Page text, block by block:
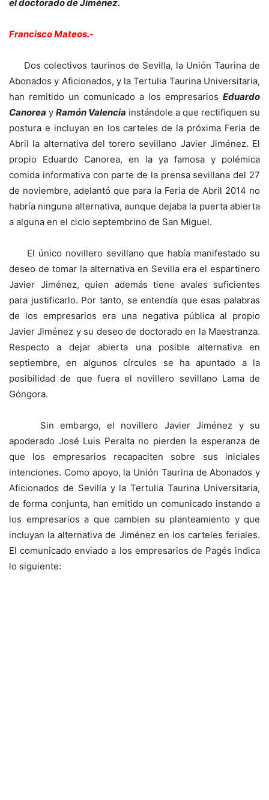
el doctorado de Jiménez.
Francisco Mateos.-
Dos colectivos taurinos de Sevilla, la Unión Taurina de
Abonados y Aficionados, y la Tertulia Taurina Universitaria,
han remitido un comunicado a los empresarios Eduardo
Canorea y Ramón Valencia instándole a que rectifiquen su
postura e incluyan en los carteles de la próxima Feria de
Abril la alternativa del torero sevillano Javier Jiménez. El
propio Eduardo Canorea, en la ya famosa y polémica
comida informativa con parte de la prensa sevillana del 27
de noviembre, adelantó que para la Feria de Abril 2014 no
habría ninguna alternativa, aunque dejaba la puerta abierta
a alguna en el ciclo septembrino de San Miguel.
El único novillero sevillano que había manifestado su
deseo de tomar la alternativa en Sevilla era el espartinero
Javier Jiménez, quien además tiene avales suficientes
para justificarlo. Por tanto, se entendía que esas palabras
de los empresarios era una negativa pública al propio
Javier Jiménez y su deseo de doctorado en la Maestranza.
Respecto a dejar abierta una posible alternativa en
septiembre, en algunos círculos se ha apuntado a la
posibilidad de que fuera el novillero sevillano Lama de
Góngora.
Sin embargo, el novillero Javier Jiménez y su
apoderado José Luis Peralta no pierden la esperanza de
que los empresarios recapaciten sobre sus iniciales
intenciones. Como apoyo, la Unión Taurina de Abonados y
Aficionados de Sevilla y la Tertulia Taurina Universitaria,
de forma conjunta, han emitido un comunicado instando a
los empresarios a que cambien su planteamiento y que
incluyan la alternativa de Jiménez en los carteles feriales.
El comunicado enviado a los empresarios de Pagés indica
lo siguiente: